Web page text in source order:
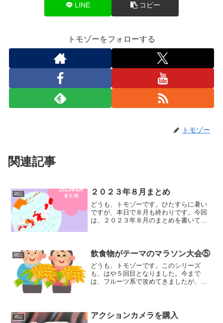
LINE コピー
トモゾーをフォローする
トモゾー
関連記事
雑記 ２０２３年８月まとめ
どうも、トモゾーです。ひたすらに暑い
ですが、本日で８月も終わりです。今回
は、２０２３年８月のまとめを書いてい
時間：４０時間１７分累...
雑記 飲食物がテーマのマラソン大会⑤
どうも、トモゾーです。このシリーズ
も、はや５回目となりました。今まで
は、フルーツ系で攻めてきましたが、今
沼市で開催されている「南魚沼グ...
雑記 アクションカメラを購入